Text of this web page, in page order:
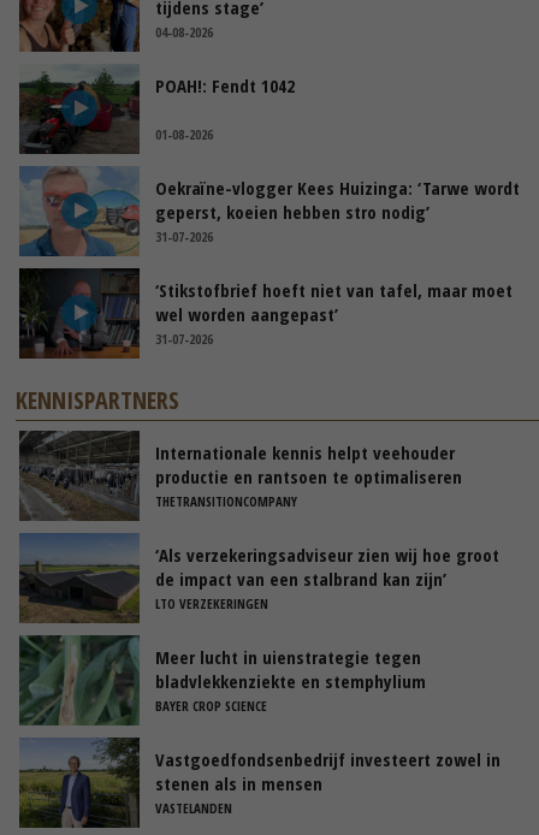
tijdens stage’
04-08-2026
POAH!: Fendt 1042
01-08-2026
Oekraïne-vlogger Kees Huizinga: ‘Tarwe wordt
geperst, koeien hebben stro nodig’
31-07-2026
‘Stikstofbrief hoeft niet van tafel, maar moet
wel worden aangepast’
31-07-2026
KENNISPARTNERS
Internationale kennis helpt veehouder
productie en rantsoen te optimaliseren
THETRANSITIONCOMPANY
‘Als verzekeringsadviseur zien wij hoe groot
de impact van een stalbrand kan zijn’
LTO VERZEKERINGEN
Meer lucht in uienstrategie tegen
bladvlekkenziekte en stemphylium
BAYER CROP SCIENCE
Vastgoedfondsenbedrijf investeert zowel in
stenen als in mensen
VASTELANDEN